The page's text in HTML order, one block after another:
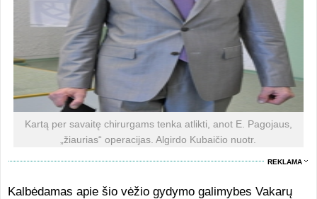
Kartą per savaitę chirurgams tenka atlikti, anot E. Pagojaus,
„žiaurias“ operacijas. Algirdo Kubaičio nuotr.
REKLAMA
Kalbėdamas apie šio vėžio gydymo galimybes Vakarų